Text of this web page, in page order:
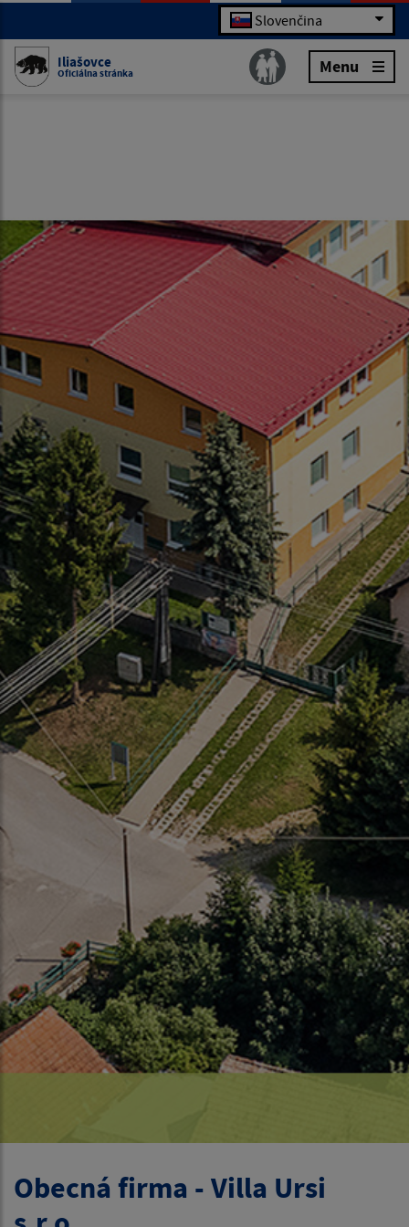
Slovenčina
Iliašovce
Oficiálna stránka Menu
Obecná firma - Villa Ursi